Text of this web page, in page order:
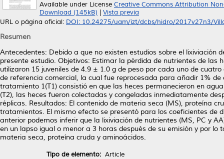
Available under License Creative Commons Attribution
Download (145kB)
Vista previa
URL o página oficial: DOI: 10.24275/uam/izt/dcbs/hidro/2017v27n3/
Resumen
Antecedentes: Debido a que no existen estudios sobre el
presente estudio. Objetivos: Estimar la pérdida de nutrientes de
utilizaron 15 juveniles de 4.9 ± 1.0 g de peso por cada uno de
de referencia comercial, la cual fue reprocesada para añadir 1%
tratamiento 1(T1) consistió en que las heces permanecieron en
(T2), las heces fueron colectadas y congeladas inmediatamente
réplicas. Resultados: El contenido de materia seca (MS), proteína
tratamientos. El mismo efecto se presentó para los coeficientes de
anterior podemos inferir que la lixiviación de nutrientes (MS, PC y
en un lapso igual o menor a 3 horas después de su emisión y por
materia seca, proteína cruda y aminoácidos.
Tipo de elemento: Article